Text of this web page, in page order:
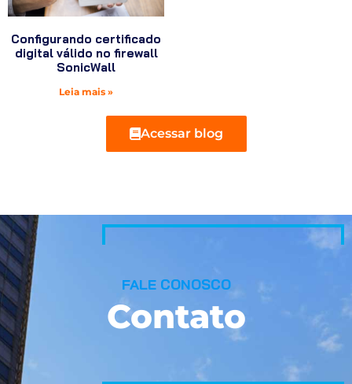
Configurando certificado
digital válido no firewall
SonicWall
Leia mais »
Acessar blog
FALE CONOSCO
Contato